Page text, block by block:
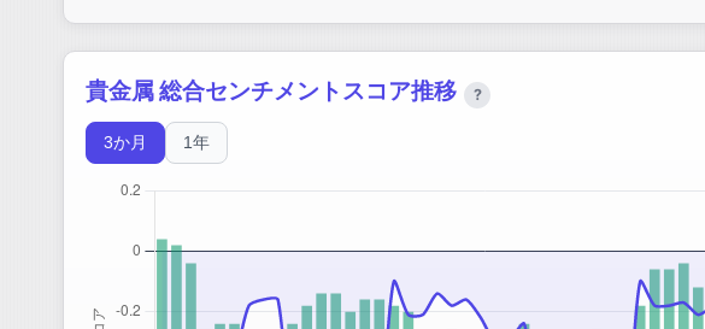
貴金属 総合センチメントスコア推移 ?
3か月 1年